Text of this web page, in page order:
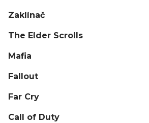
Zaklínač
The Elder Scrolls
Mafia
Fallout
Far Cry
Call of Duty